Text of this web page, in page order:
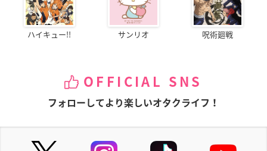
ハイキュー!! サンリオ 呪術廻戦
OFFICIAL SNS
フォローしてより楽しいオタクライフ！